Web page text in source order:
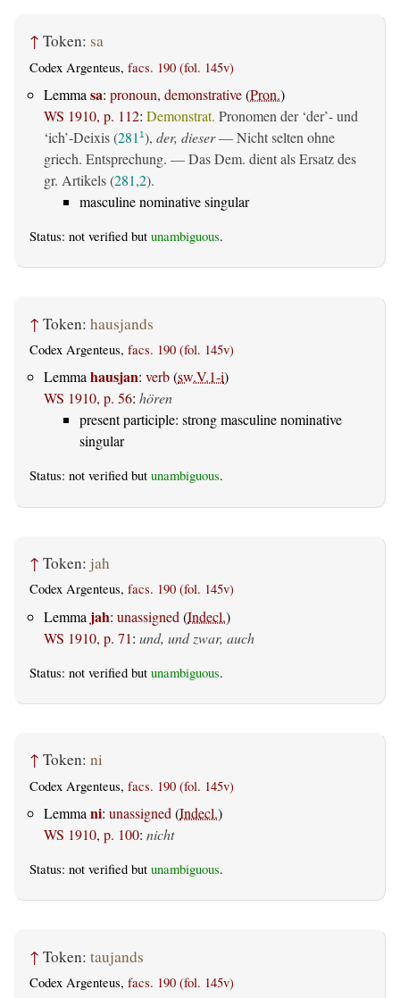
↑ Token: sa
Codex Argenteus, facs. 190 (fol. 145v)
Lemma sa: pronoun, demonstrative(Pron.)
WS 1910, p. 112: Demonstrat. Pronomen der ‘der’- und
‘ich’-Deixis (281 1), der, dieser— Nicht selten ohne
griech. Entsprechung. — Das Dem. dient als Ersatz des
gr. Artikels (281,2).
masculine nominative singular
Status: not verified but unambiguous.
↑ Token: hausjands
Codex Argenteus, facs. 190 (fol. 145v)
Lemmahausjan: verb(sw.V.1-i)
WS 1910, p. 56: hören
present participle: strong masculine nominative
singular
Status: not verified but unambiguous.
↑ Token: jah
Codex Argenteus, facs. 190 (fol. 145v)
Lemma jah: unassigned (Indecl.)
WS 1910, p. 71: und, und zwar, auch
Status: not verified but unambiguous.
↑ Token: ni
Codex Argenteus, facs. 190 (fol. 145v)
Lemma ni: unassigned (Indecl.)
WS 1910, p. 100: nicht
Status: not verified but unambiguous.
↑ Token: taujands
Codex Argenteus, facs. 190 (fol. 145v)